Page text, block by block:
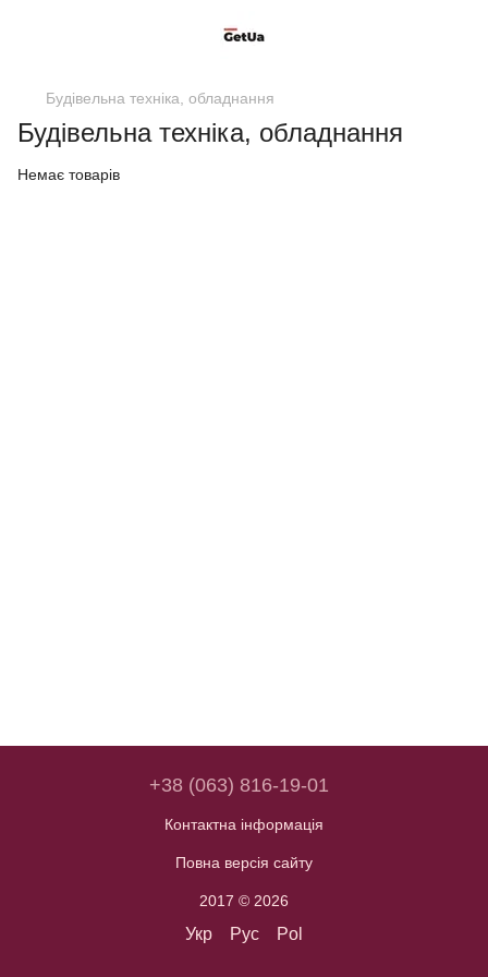
Будівельна техніка, обладнання
Будівельна техніка, обладнання
Немає товарів
+38 (063) 816-19-01
Контактна інформація
Повна версія сайту
2017 © 2026
Укр Рус Pol